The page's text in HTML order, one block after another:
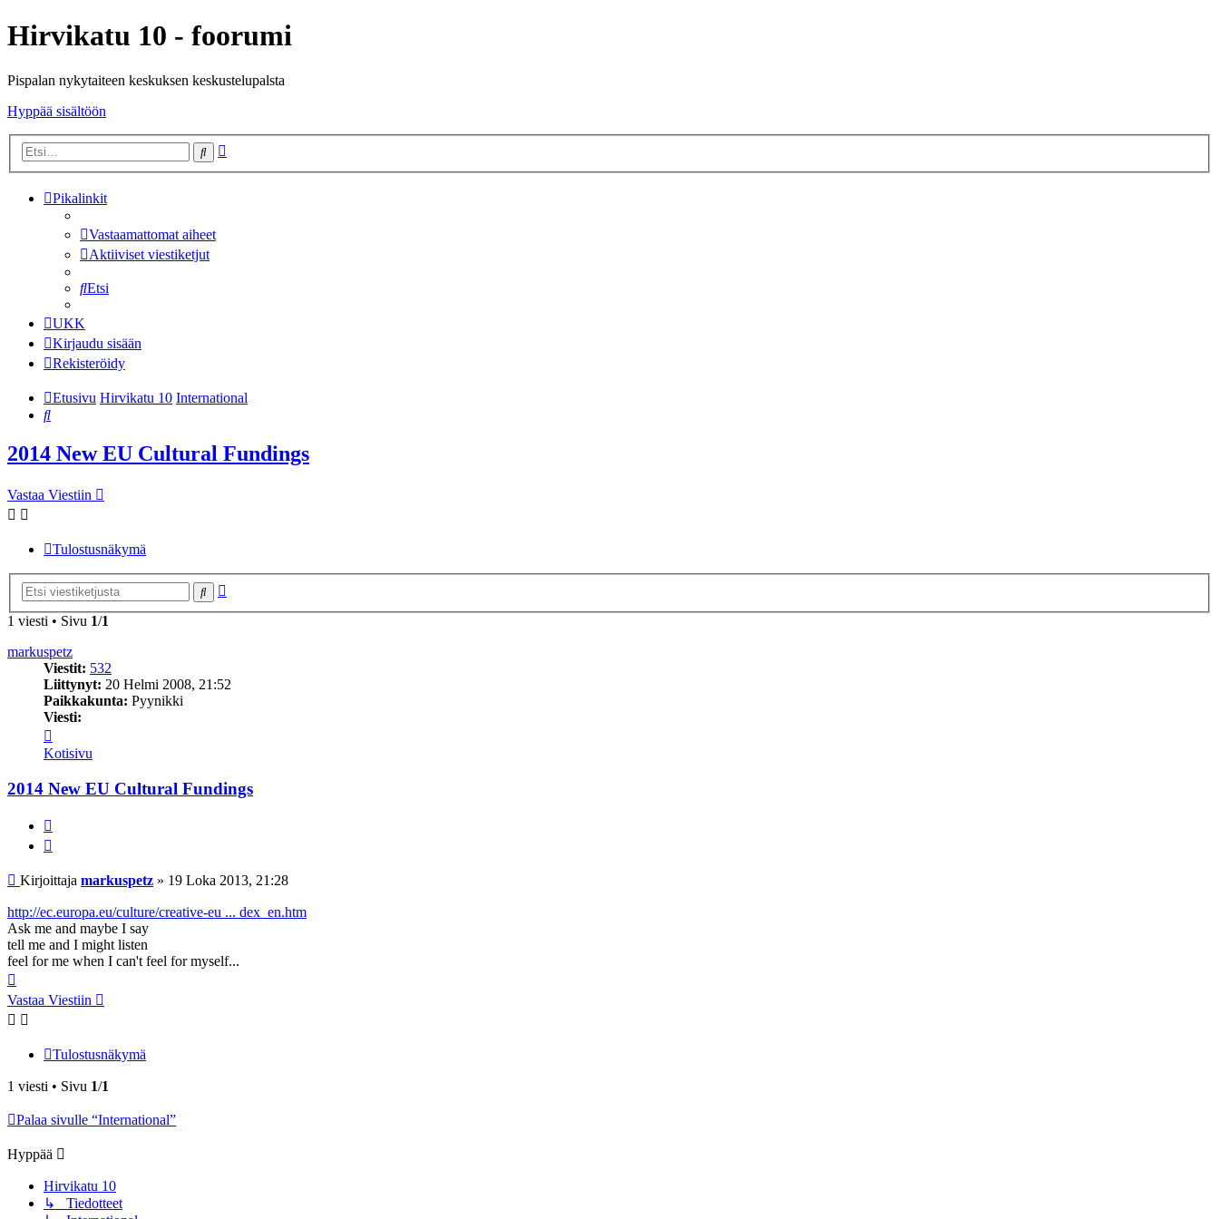
Hirvikatu 10 - foorumi
Pispalan nykytaiteen keskuksen keskustelupalsta
Hyppää sisältöön
Etsi
Pikalinkit
Vastaamattomat aiheet
Aktiiviset viestiketjut
Etsi
UKK
Kirjaudu sisään
Rekisteröidy
Etusivu Hirvikatu 10 International
Etsi
2014 New EU Cultural Fundings
Vastaa Viestiin
Tulostusnäkymä
Etsi
1 viesti • Sivu 1/1
markuspetz
Viestit: 532
Liittynyt: 20 Helmi 2008, 21:52
Paikkakunta: Pyynikki
Viesti:
markuspetz
Kotisivu
2014 New EU Cultural Fundings
Viesti
Kirjoittaja markuspetz » 19 Loka 2013, 21:28
http://ec.europa.eu/culture/creative-eu ... dex_en.htm
Ask me and maybe I say
tell me and I might listen
feel for me when I can't feel for myself...
Vastaa Viestiin
Tulostusnäkymä
1 viesti • Sivu 1/1
Palaa sivulle “International”
Hyppää
Hirvikatu 10
↳ Tiedotteet